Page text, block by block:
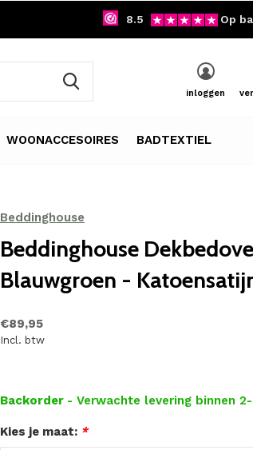
WOONACCESOIRES BADTEXTIEL
inloggen
8.5 Op
Beddinghouse
Beddinghouse
Blauwgroen -
€89,95
Incl. btw
Backorder - Verwachte levering binnen
Kies je maat: *